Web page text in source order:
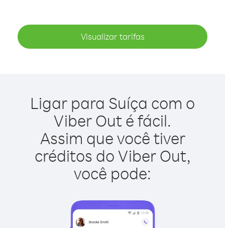
Visualizar tarifas
Ligar para Suíça com o
Viber Out é fácil.
Assim que você tiver
créditos do Viber Out,
você pode: